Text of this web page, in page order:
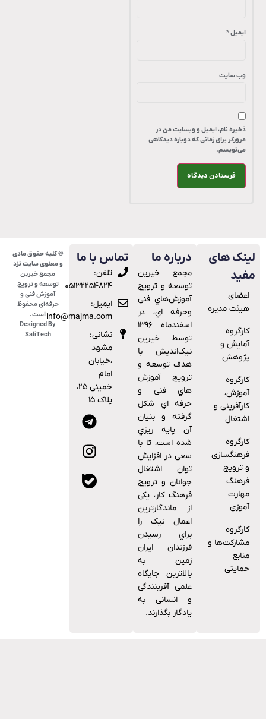
ایمیل*
وب‌ سایت
ذخیره نام، ایمیل و وبسایت من در
مرورگر برای زمانی که دوباره دیدگاهی
می‌نویسم.
های
اعضای
هیئت مدیره
کارگروه
آمایش و
پژوهش
کارگروه
آموزش،
کارآفرینی و
اشتغال
کارگروه
فرهنگسازی
و ترویج
فرهنگ
مهارت
آموزی
کارگروه
مشارکت‌ها و
منابع
حمایتی
درباره ما
ﻣﺠﻤﻊ ﺧﯿﺮﯾﻦ
ﺗﻮﺳﻌﻪ و ﺗﺮوﯾﺞ
آﻣﻮزش‌ﻫﺎي ﻓﻨﯽ
وﺣﺮﻓﻪ اي، در
اﺳﻔﻨﺪﻣﺎه ۱۳۹۶
توسط خیرین
نیک‌اندیش با
هدف ﺗﻮﺳﻌﻪ و
ﺗﺮوﯾﺞ آﻣﻮزش
ﻫﺎي ﻓﻨﯽ و
ﺣﺮﻓﻪ اي ﺷﮑﻞ
ﮔﺮﻓﺘﻪ و ﺑﻨﯿﺎن
آن ﭘﺎﯾﻪ رﯾﺰي
ﺷﺪه اﺳﺖ، ﺗﺎ ﺑﺎ
ﺳﻌﯽ در اﻓﺰاﯾﺶ
ﺗﻮان اﺷﺘﻐﺎل
ﺟﻮاﻧﺎن و ﺗﺮوﯾﺞ
ﻓﺮﻫﻨﮓ ﮐﺎر، ﯾﮑﯽ
از ﻣﺎﻧﺪﮔﺎرﺗﺮﯾﻦ
اﻋﻤﺎل ﻧﯿﮏ را
ﺑﺮاي رﺳﯿﺪن
ﻓﺮزﻧﺪان اﯾﺮان
زﻣﯿﻦ ﺑﻪ
ﺑﺎﻻﺗﺮﯾﻦ ﺟﺎﯾﮕﺎه
ﻋﻠﻤﯽ آﻓﺮﯾﻨﻨﺪﮔﯽ
و اﻧﺴﺎﻧﯽ ﺑﻪ
ﯾﺎدﮔﺎر ﺑﮕﺬارﻧﺪ.
تماس با ما
تلفن:
۰۵۱۳۲۲۵۴۸۲۴
ایمیل:
info@majma.com
نشانی:
مشهد
،خیابان
خمینی ۲۵،
پلاک ۱۵
© کلیه حقوق مادی
و معنوی سایت نزد
مجمع خیرین
توسعه و ترویج
آموزش فنی و
حرفه‌ای محفوظ
است.
Designed By
SaliTech